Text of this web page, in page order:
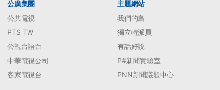
公廣集團
公共電視
PTS TW
公視台語台
中華電視公司
客家電視台
主題網站
我們的島
獨立特派員
有話好說
P#新聞實驗室
PNN新聞議題中心